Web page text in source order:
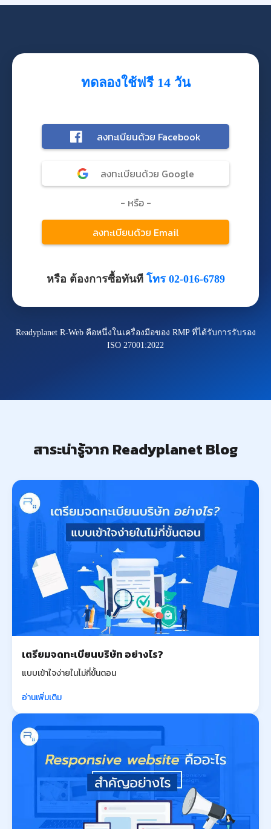
ทดลองใช้ฟรี 14 วัน
หรือ ต้องการซื้อทันที โทร 02-016-6789
Readyplanet R-Web คือหนึ่งในเครื่องมือของ RMP ที่ได้รับการรับรอง
ISO 27001:2022
สาระน่ารู้จาก Readyplanet Blog
เตรียมจดทะเบียนบริษัท อย่างไร?
แบบเข้าใจง่ายในไม่กี่ขั้นตอน
อ่านเพิ่มเติม